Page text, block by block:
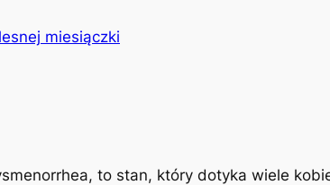
to stan, który dotyka wiele